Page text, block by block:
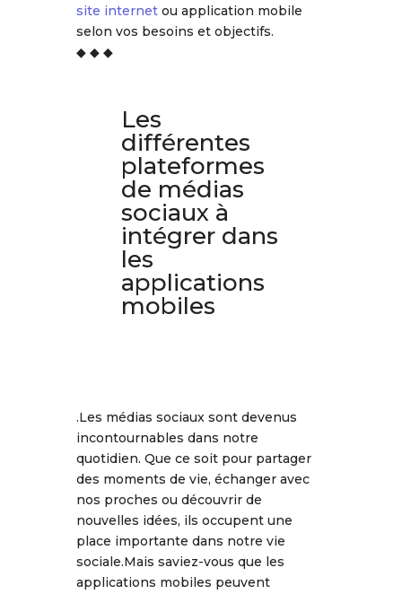
site internetou application mobile
selon vos besoins et objectifs.
◆ ◆ ◆
Les
différentes
plateformes
de médias
sociaux à
intégrer dans
les
applications
mobiles
.Les médias sociaux sont devenus
incontournables dans notre
quotidien. Que ce soit pour partager
des moments de vie, échanger avec
nos proches ou découvrir de
nouvelles idées, ils occupent une
place importante dans notre vie
sociale.Mais saviez-vous que les
applications mobiles peuvent